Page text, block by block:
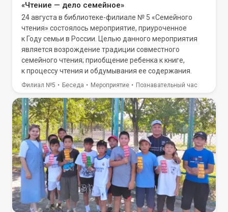
«Чтение — дело семейное»
24 августа в библиотеке-филиале № 5 «Семейного
чтения» состоялось мероприятие, приуроченное
к Году семьи в России. Целью данного мероприятия
является возрождение традиции совместного
семейного чтения; приобщение ребенка к книге,
к процессу чтения и обдумывания ее содержания.
Филиал №5 Беседа Мероприятие Познавательный час